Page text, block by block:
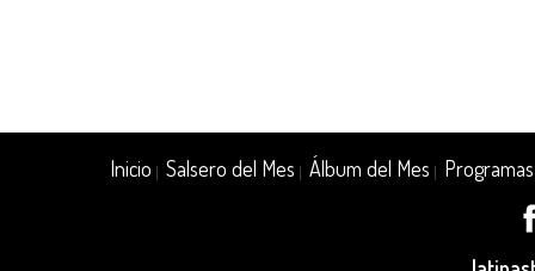
Inicio |Salsero del Mes |Álbum del Mes Programas